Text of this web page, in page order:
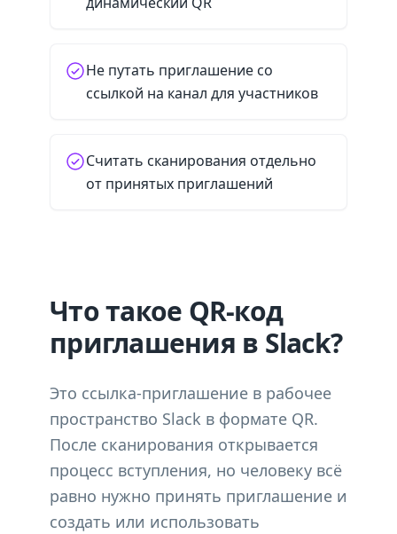
Не путать приглашение со
ссылкой на канал для участников
Считать сканирования отдельно
от принятых приглашений
Что такое QR-код
приглашения в Slack?
Это ссылка-приглашение в рабочее
пространство Slack в формате QR.
После сканирования открывается
процесс вступления, но человеку всё
равно нужно принять приглашение и
создать или использовать